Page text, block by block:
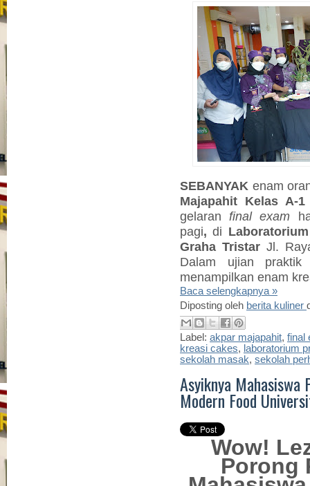
SEBANYAK enam
Majapahit Kelas A-1
gelaran
final exam
pagi,di
Graha TristarJl.
Dalam ujian praktik
menampilkan enam
Baca selengkapnya »
Diposting oleh berita kuliner
Label: akpar majapahit, final
kreasi cakes, laboratorium
sekolah masak, sekolah
Asyiknya
Modern Food
Wow!
Porong